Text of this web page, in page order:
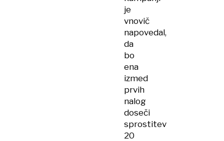
je
vnovič
napovedal,
da
bo
ena
izmed
prvih
nalog
doseči
sprostitev
20